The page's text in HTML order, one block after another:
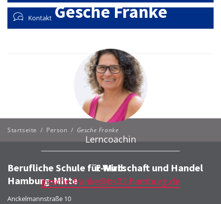
Kontakt Gesche Franke
Lerncoachin
E-Mail:
gesche.franke@bs02.hamburg.de
Startseite / Person / Gesche Franke
Berufliche Schule für Wirtschaft und Handel
Hamburg-Mitte
Anckelmannstraße 10